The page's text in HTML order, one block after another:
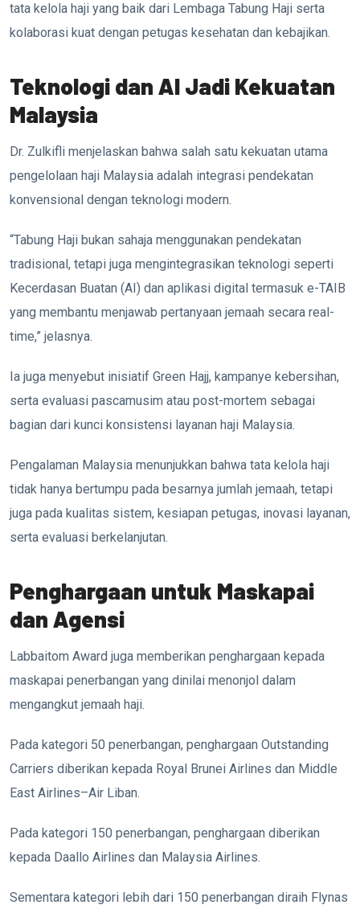
tata kelola haji yang baik dari Lembaga Tabung Haji serta
kolaborasi kuat dengan petugas kesehatan dan kebajikan.
Teknologi dan AI Jadi Kekuatan
Malaysia
Dr. Zulkifli menjelaskan bahwa salah satu kekuatan utama
pengelolaan haji Malaysia adalah integrasi pendekatan
konvensional dengan teknologi modern.
“Tabung Haji bukan sahaja menggunakan pendekatan
tradisional, tetapi juga mengintegrasikan teknologi seperti
Kecerdasan Buatan (AI) dan aplikasi digital termasuk e-TAIB
yang membantu menjawab pertanyaan jemaah secara real-
time,” jelasnya.
Ia juga menyebut inisiatif Green Hajj, kampanye kebersihan,
serta evaluasi pascamusim atau post-mortem sebagai
bagian dari kunci konsistensi layanan haji Malaysia.
Pengalaman Malaysia menunjukkan bahwa tata kelola haji
tidak hanya bertumpu pada besarnya jumlah jemaah, tetapi
juga pada kualitas sistem, kesiapan petugas, inovasi layanan,
serta evaluasi berkelanjutan.
Penghargaan untuk Maskapai
dan Agensi
Labbaitom Award juga memberikan penghargaan kepada
maskapai penerbangan yang dinilai menonjol dalam
mengangkut jemaah haji.
Pada kategori 50 penerbangan, penghargaan Outstanding
Carriers diberikan kepada Royal Brunei Airlines dan Middle
East Airlines–Air Liban.
Pada kategori 150 penerbangan, penghargaan diberikan
kepada Daallo Airlines dan Malaysia Airlines.
Sementara kategori lebih dari 150 penerbangan diraih Flynas